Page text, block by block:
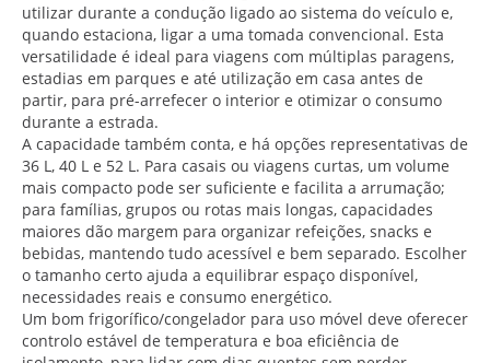
utilizar durante a condução ligado ao sistema do veículo e,
quando estaciona, ligar a uma tomada convencional. Esta
versatilidade é ideal para viagens com múltiplas paragens,
estadias em parques e até utilização em casa antes de
partir, para pré-arrefecer o interior e otimizar o consumo
durante a estrada.
A capacidade também conta, e há opções representativas de
36 L, 40 L e 52 L. Para casais ou viagens curtas, um volume
mais compacto pode ser suficiente e facilita a arrumação;
para famílias, grupos ou rotas mais longas, capacidades
maiores dão margem para organizar refeições, snacks e
bebidas, mantendo tudo acessível e bem separado. Escolher
o tamanho certo ajuda a equilibrar espaço disponível,
necessidades reais e consumo energético.
Um bom frigorífico/congelador para uso móvel deve oferecer
controlo estável de temperatura e boa eficiência de